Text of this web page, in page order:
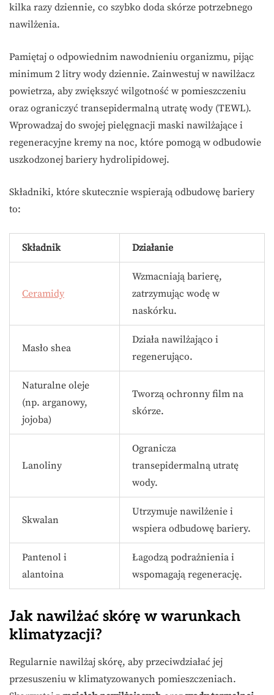
kilka razy dziennie, co szybko doda skórze potrzebnego
nawilżenia.
Pamiętaj o odpowiednim nawodnieniu organizmu, pijąc
minimum 2 litry wody dziennie. Zainwestuj w nawilżacz
powietrza, aby zwiększyć wilgotność w pomieszczeniu
oraz ograniczyć transepidermalną utratę wody (TEWL).
Wprowadzaj do swojej pielęgnacji maski nawilżające i
regeneracyjne kremy na noc, które pomogą w odbudowie
uszkodzonej bariery hydrolipidowej.
Składniki, które skutecznie wspierają odbudowę bariery
to:
Składnik Działanie
Ceramidy
Wzmacniają barierę,
zatrzymując wodę w
naskórku.
Masło shea
Działa nawilżająco i
regenerująco.
Naturalne oleje
(np. arganowy,
jojoba)
Tworzą ochronny film na
skórze.
Lanoliny
Ogranicza
transepidermalną utratę
wody.
Skwalan
Utrzymuje nawilżenie i
wspiera odbudowę bariery.
Pantenol i
alantoina
Łagodzą podrażnienia i
wspomagają regenerację.
Jak nawilżać skórę w warunkach
klimatyzacji?
Regularnie nawilżaj skórę, aby przeciwdziałać jej
przesuszeniu w klimatyzowanych pomieszczeniach.